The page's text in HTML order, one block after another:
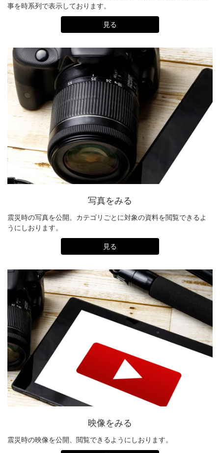
事を時系列で表示しております。
見る
写真をみる
震災時の写真を公開。カテゴリごとに対象の資料を閲覧できるよ
うにしおります。
見る
映像をみる
震災時の映像を公開、閲覧できるようにしおります。